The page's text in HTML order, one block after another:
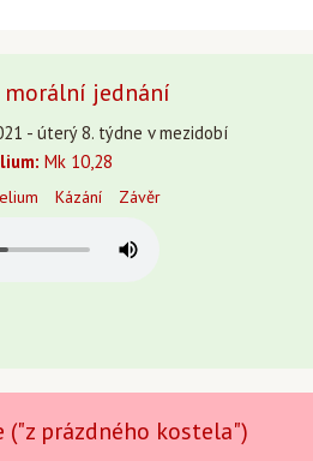
jednání
- úterý 8. týdne v mezidobí
Mk 10,28
Kázání Závěr
prázdného kostela")